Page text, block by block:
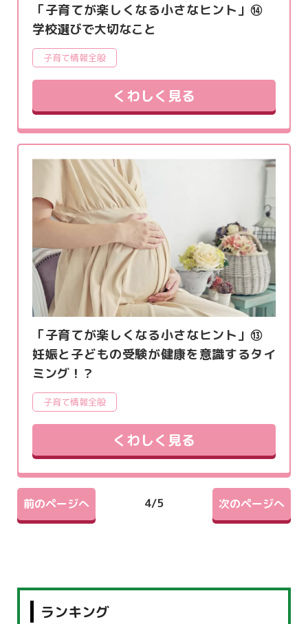
「子育てが楽しくなる小さなヒント」⑭
学校選びで大切なこと
子育て情報全般
くわしく見る
「子育てが楽しくなる小さなヒント」⑬
妊娠と子どもの受験が健康を意識するタイ
ミング！？
子育て情報全般
くわしく見る
前のページへ 次のページへ
4/5
ランキング